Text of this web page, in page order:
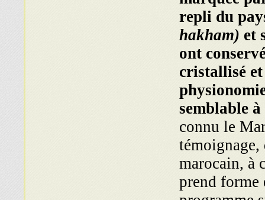
repli du
hakham) et
ont
cristallisé
semblable à
connu le
témoignage,
marocain, à
prend forme